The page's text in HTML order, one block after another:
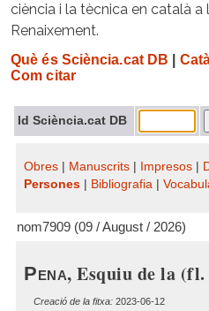
ciència i la tècnica en català a
Renaixement.
Què és Sciència.cat DB
Com citar
Id Sciència.cat DB
Obres Manuscrits Impresos
Persones
Bibliografia
nom7909 (09 / August / 2026)
Pena, Esquiu de la (fl.
Creació de la fitxa: 2023-06-12